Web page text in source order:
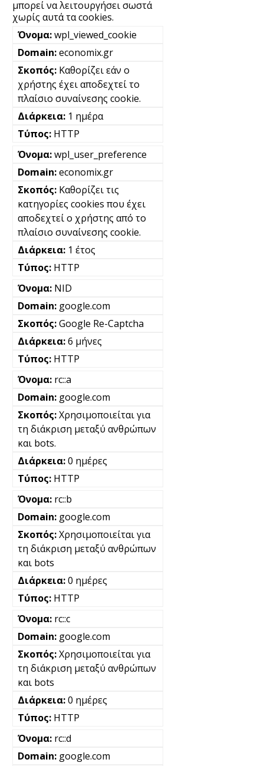
μπορεί να λειτουργήσει σωστά
χωρίς αυτά τα cookies.
wpl_viewed_cookie
economix.gr
Καθορίζει εάν ο
χρήστης έχει αποδεχτεί το
πλαίσιο συναίνεσης cookie.
1 ημέρα
HTTP
wpl_user_preference
economix.gr
Καθορίζει τις
κατηγορίες cookies που έχει
αποδεχτεί ο χρήστης από το
πλαίσιο συναίνεσης cookie.
1 έτος
HTTP
NID
google.com
Google Re-Captcha
6 μήνες
HTTP
rc::a
google.com
Χρησιμοποιείται για
τη διάκριση μεταξύ ανθρώπων
και bots.
0 ημέρες
HTTP
rc::b
google.com
Χρησιμοποιείται για
τη διάκριση μεταξύ ανθρώπων
και bots
0 ημέρες
HTTP
rc::c
google.com
Χρησιμοποιείται για
τη διάκριση μεταξύ ανθρώπων
και bots
0 ημέρες
HTTP
rc::d
google.com